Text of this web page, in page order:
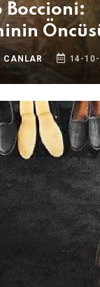
Boccioni:
CANLAR 14-